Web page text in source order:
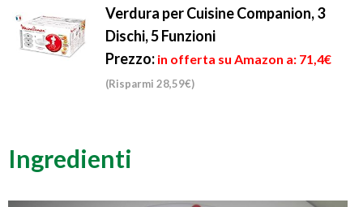
Verdura per Cuisine Companion, 3
Dischi, 5 Funzioni
Prezzo: in offerta su Amazon a: 71,4€
(Risparmi 28,59€)
Ingredienti